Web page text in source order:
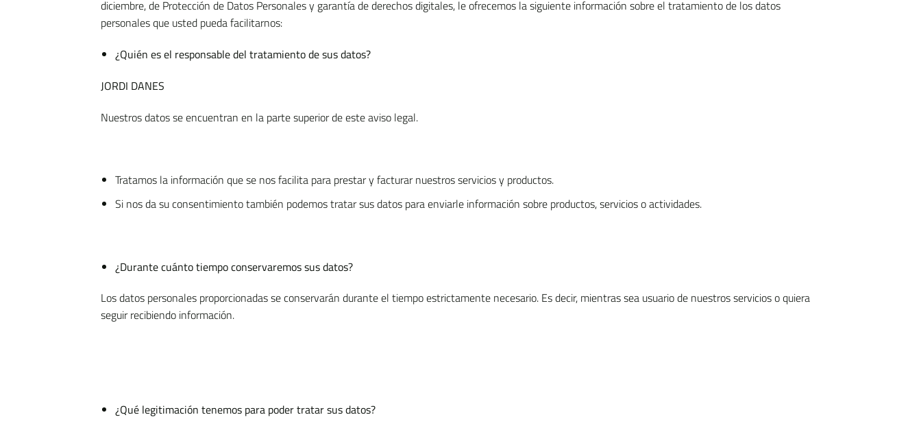
diciembre, de Protección de Datos Personales y garantía de derechos digitales, le ofrecemos la siguiente información sobre el tratamiento de los datos
personales que usted pueda facilitarnos:
¿Quién es el responsable del tratamiento de sus datos?
JORDI DANES
Nuestros datos se encuentran en la parte superior de este aviso legal.
Tratamos la información que se nos facilita para prestar y facturar nuestros servicios y productos.
Si nos da su consentimiento también podemos tratar sus datos para enviarle información sobre productos, servicios o actividades.
¿Durante cuánto tiempo conservaremos sus datos?
Los datos personales proporcionadas se conservarán durante el tiempo estrictamente necesario. Es decir, mientras sea usuario de nuestros servicios o quiera
seguir recibiendo información.
¿Qué legitimación tenemos para poder tratar sus datos?